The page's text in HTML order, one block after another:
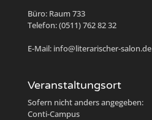
Büro: Raum 733
Telefon: (0511) 762 82 32
E-Mail: info@literarischer-salon.de
Veranstaltungsort
Sofern nicht anders angegeben:
Conti-Campus